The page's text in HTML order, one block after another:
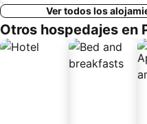
Ver todos los
Otros hospedajes en